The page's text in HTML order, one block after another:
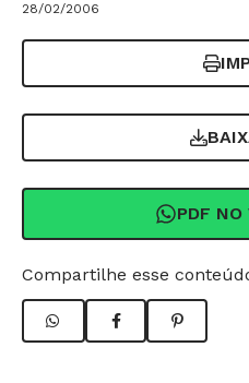
28/02/2006
PDF NO
Compartilhe esse